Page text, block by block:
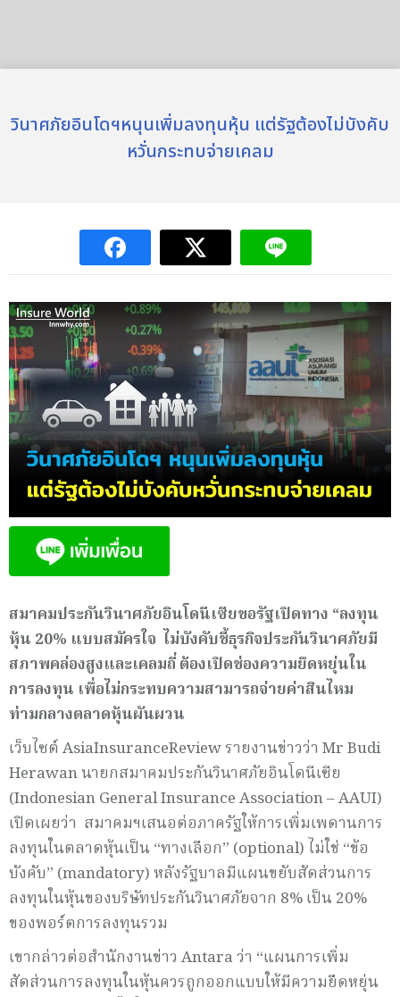
วินาศภัยอินโดฯหนุนเพิ่มลงทุนหุ้น แต่รัฐต้องไม่บังคับ
หวั่นกระทบจ่ายเคลม
สมาคมประกันวินาศภัยอินโดนีเซียขอรัฐเปิดทาง “ลงทุน
หุ้น 20% แบบสมัครใจ ไม่บังคับชี้ธุรกิจประกันวินาศภัยมี
สภาพคล่องสูงและเคลมถี่ ต้องเปิดช่องความยืดหยุ่นใน
การลงทุน เพื่อไม่กระทบความสามารถจ่ายค่าสินไหม
ท่ามกลางตลาดหุ้นผันผวน
เว็บไซต์ AsiaInsuranceReview รายงานข่าวว่า Mr Budi
Herawan นายกสมาคมประกันวินาศภัยอินโดนีเซีย
(Indonesian General Insurance Association – AAUI)
เปิดเผยว่า สมาคมฯเสนอต่อภาครัฐให้การเพิ่มเพดานการ
ลงทุนในตลาดหุ้นเป็น “ทางเลือก” (optional) ไม่ใช่ “ข้อ
บังคับ” (mandatory) หลังรัฐบาลมีแผนขยับสัดส่วนการ
ลงทุนในหุ้นของบริษัทประกันวินาศภัยจาก 8% เป็น 20%
ของพอร์ตการลงทุนรวม
เขากล่าวต่อสำนักงานข่าว Antara ว่า “แผนการเพิ่ม
สัดส่วนการลงทุนในหุ้นควรถูกออกแบบให้มีความยืดหยุ่น